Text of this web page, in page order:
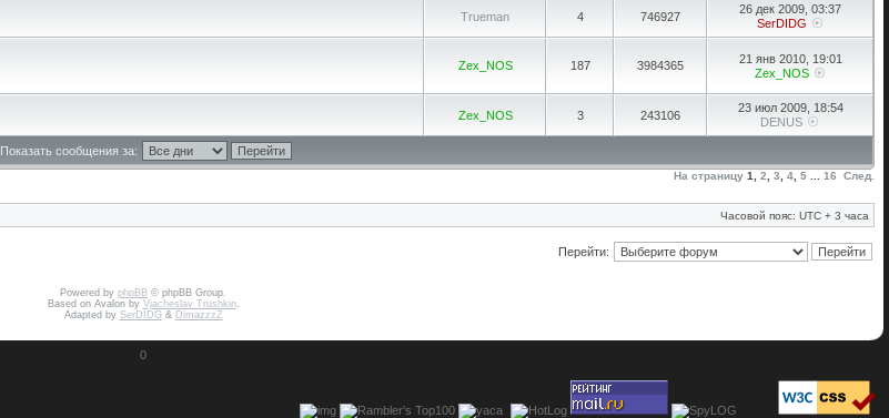
Trueman 4 746927
26 дек 2009, 03:37
SerDIDG
Zex_NOS 187 3984365
21 янв 2010, 19:01
Zex_NOS
Zex_NOS 3 243106
23 июл 2009, 18:54
DENUS
Показать сообщения за:
На страницу 1 2 3 4 5 16 След.
Часовой пояс: UTC + 3 часа
Перейти:
Powered by phpBB © phpBB Group.
Based on Avalon by Vjacheslav Trushkin.
Adapted by SerDIDG& DimazzzZ
0